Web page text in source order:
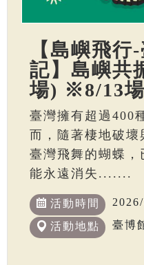
【島嶼飛
記】島嶼共
場) ※8/13
臺灣擁有超過400
而，隨著棲地破壞
臺灣飛舞的蝴蝶
能永遠消失.......
活動時間
活動地點 臺博